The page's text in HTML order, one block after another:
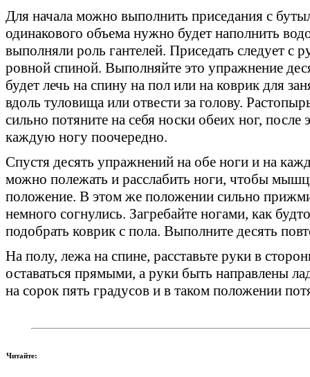
Для начала можно выполнить приседания с
одинакового объема нужно будет наполнить
выполняли роль гантелей. Приседать следует с
ровной спиной. Выполняйте это упражнение
будет лечь на спину на пол или на коврик для
вдоль туловища или отвести за голову.
сильно потяните на себя носки обеих ног, после
каждую ногу поочередно.
Спустя десять упражнений на обе ноги и на
можно полежать и расслабить ноги, чтобы
положение. В этом же положении сильно
немного согнулись. Загребайте ногами, как
подобрать коврик с пола. Выполните десять
На полу, лежа на спине, расставьте руки в
оставаться прямыми, а руки быть направлены
на сорок пять градусов и в таком положении
Читайте: